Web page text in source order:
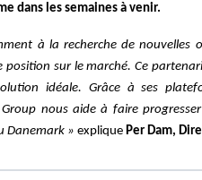
dans les semaines à venir.
à la recherche de nouvelles
sur le marché. Ce
idéale. Grâce à ses
nous aide à faire
Danemark » explique Per Dam,